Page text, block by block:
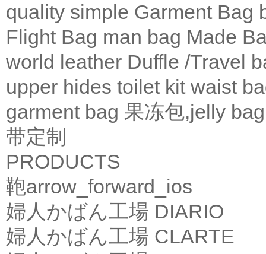
quality simple Garment Bag
Flight Bag man bag Made
world leather Duffle /Travel
upper hides toilet kit waist
garment bag 果冻包,jelly bag
带定制
PRODUCTS
鞄arrow_forward_ios
婦人かばん工場 DIARIO
婦人かばん工場 CLARTE